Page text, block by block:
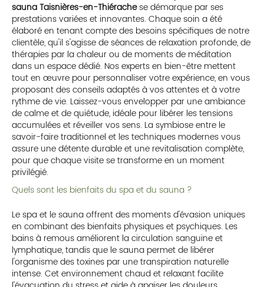
sauna Taisnières-en-Thiérachese démarque par ses
prestations variées et innovantes. Chaque soin a été
élaboré en tenant compte des besoins spécifiques de notre
clientèle, qu'il s'agisse de séances de relaxation profonde, de
thérapies par la chaleur ou de moments de méditation
dans un espace dédié. Nos experts en bien-être mettent
tout en œuvre pour personnaliser votre expérience, en vous
proposant des conseils adaptés à vos attentes et à votre
rythme de vie. Laissez-vous envelopper par une ambiance
de calme et de quiétude, idéale pour libérer les tensions
accumulées et réveiller vos sens. La symbiose entre le
savoir-faire traditionnel et les techniques modernes vous
assure une détente durable et une revitalisation complète,
pour que chaque visite se transforme en un moment
privilégié.
Quels sont les bienfaits du spa et du sauna ?
Le spa et le sauna offrent des moments d'évasion uniques
en combinant des bienfaits physiques et psychiques. Les
bains à remous améliorent la circulation sanguine et
lymphatique, tandis que le sauna permet de libérer
l'organisme des toxines par une transpiration naturelle
intense. Cet environnement chaud et relaxant facilite